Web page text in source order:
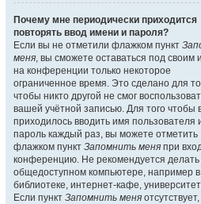
Почему мне периодически приходится
повторять ввод имени и пароля?
Если вы не отметили флажком пункт
меня, вы сможете оставаться под своим
на конференции только некоторое
ограниченное время. Это сделано для
чтобы никто другой не смог
вашей учётной записью. Для того чтобы
приходилось вводить имя пользователя
пароль каждый раз, вы можете отметить
флажком пункт Запомнить меня при
конференцию. Не рекомендуется делать
общедоступном компьютере, например в
библиотеке, интернет-кафе,
Если пункт Запомнить меня